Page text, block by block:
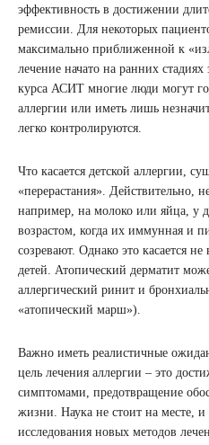
эффективность в достижении
ремиссии. Для некоторых
максимально приближенной к
лечение начато на ранних
курса АСИТ многие люди могут
аллергии или иметь лишь
легко контролируются.
Что касается детской аллергии,
«перерастания». Действительно,
например, на молоко или яйца, у
возрастом, когда их иммунная и
созревают. Однако это касается
детей. Атопический дерматит
аллергический ринит и
«атопический марш»).
Важно иметь реалистичные
цель лечения аллергии – это
симптомами, предотвращение
жизни. Наука не стоит на месте, и
исследования новых методов